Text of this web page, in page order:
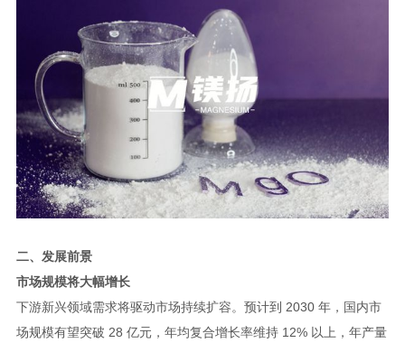
二、发展前景
市场规模将大幅增长
下游新兴领域需求将驱动市场持续扩容。预计到 2030 年，国内市
场规模有望突破 28 亿元，年均复合增长率维持 12% 以上，年产量